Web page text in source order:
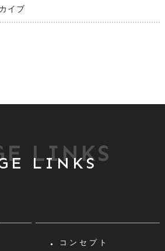
イブ
LINKS
LINKS
コンセプト